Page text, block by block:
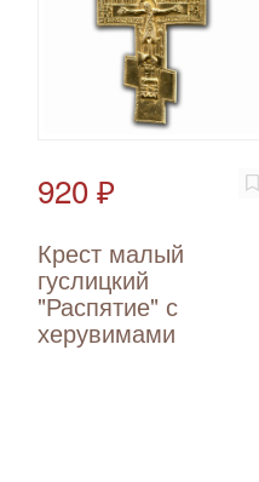
920 ₽
Крест малый
гуслицкий
"Распятие" с
херувимами